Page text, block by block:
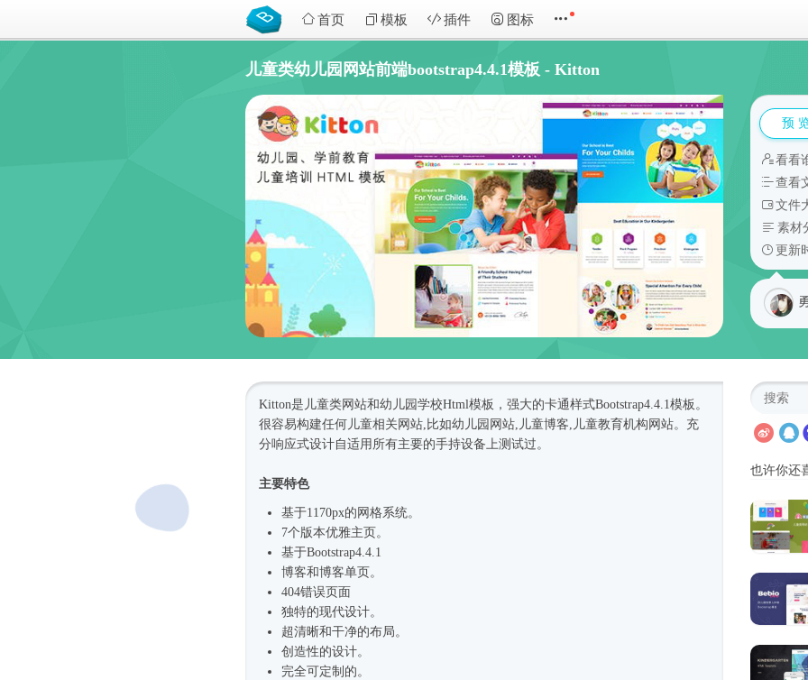
首页 模板 插件 图标
儿童类幼儿园网站前端bootstrap4.4.1模板 - Kitton
预
看看
查看
文件
素材
更新
Kitton是儿童类网站和幼儿园学校Html模板 ，强大的卡通样式Bootstrap4.4.1模板。
很容易构建任何儿童相关网站,比如幼儿园网站,儿童博客,儿童教育机构网站。充
分响应式设计自适用所有主要的手持设备上测试过。
主要特色
基于1170px的网格系统。
7个版本优雅主页。
基于Bootstrap4.4.1
博客和博客单页。
404错误页面
独特的现代设计。
超清晰和干净的布局。
创造性的设计。
完全可定制的。
也许你还